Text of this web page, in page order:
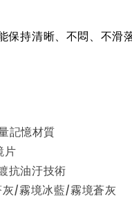
持清晰、不悶、不滑落
記憶材質
片
抗油汙技術
/霧境冰藍/霧境蒼灰